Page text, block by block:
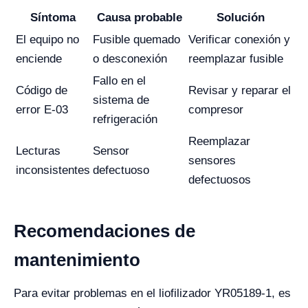
Síntoma Causa probable
Solución
El equipo no
enciende
Fusible quemado
o desconexión
Verificar conexión y
reemplazar fusible
Código de
error E-03
Fallo en el
sistema de
refrigeración
Revisar y reparar el
compresor
Lecturas
inconsistentes
Sensor
defectuoso
Reemplazar
sensores
defectuosos
Recomendaciones de
mantenimiento
Para evitar problemas en el liofilizador YR05189-1, es